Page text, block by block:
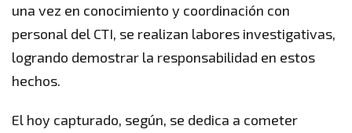
una vez en conocimiento y coordinación con
personal del CTI, se realizan labores investigativas,
logrando demostrar la responsabilidad en estos
hechos.
El hoy capturado, según, se dedica a cometer